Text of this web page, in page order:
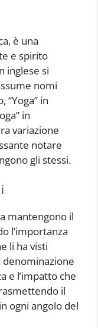
è una
e spirito
inglese si
nomi
“Yoga” in
in
variazione
notare
gli stessi.
mantengono il
l’importanza
li ha visti
e l’impatto che
il
ogni angolo del